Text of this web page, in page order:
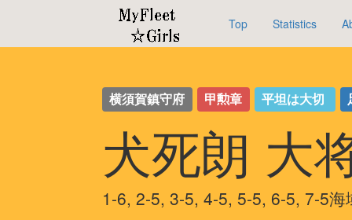
Top Statistics
横須賀鎮守府 甲勲章 平坦は大切
犬死朗 大
1-6, 2-5, 3-5, 4-5, 5-5, 6-5, 7-5海